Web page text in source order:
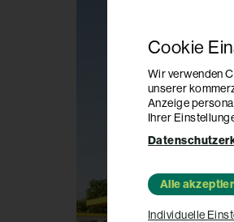
Cookie
Wir verwenden
unserer
Anzeige
Ihrer
Alle
Individuelle